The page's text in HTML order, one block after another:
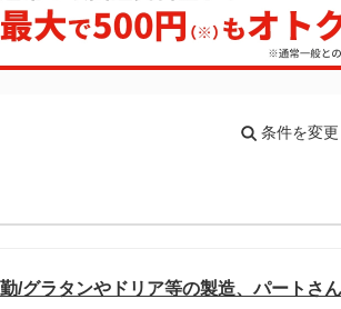
条件を変
/グラタンやドリア等の製造、パートさ